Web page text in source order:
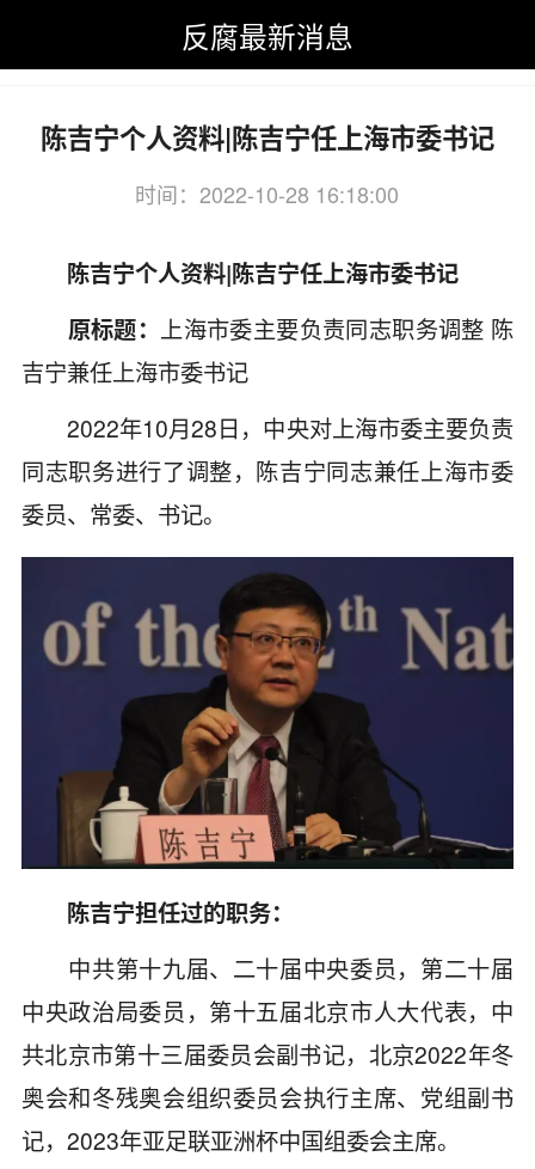
反腐最新消息
党建>高层动态
陈吉宁个人资料|陈吉宁任上海市委书记
时间：2022-10-28 16:18:00
关键词：陈吉宁,个人资料,任上海,上海
陈吉宁个人资料|陈吉宁任上海市委书记
原标题：
上海市委主要负责同志职务调整 陈
吉宁兼任上海市委书记
2022年10月28日，中央对上海市委主要负责
同志职务进行了调整，陈吉宁同志兼任上海市委
委员、常委、书记。
陈吉宁担任过的职务：
中共第十九届、二十届中央委员，第二十届
中央政治局委员，第十五届北京市人大代表，中
共北京市第十三届委员会副书记，北京2022年冬
奥会和冬残奥会组织委员会执行主席、党组副书
记，2023年亚足联亚洲杯中国组委会主席。